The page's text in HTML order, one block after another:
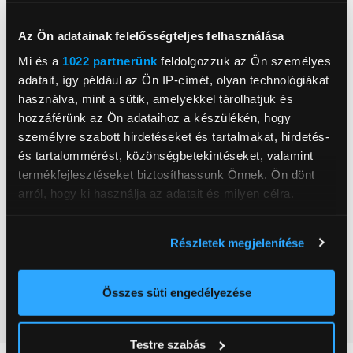
Az Ön adatainak felelősségteljes felhasználása
Mi és a 1022 partnerünk feldolgozzuk az Ön személyes
adatait, így például az Ön IP-címét, olyan technológiákat
használva, mint a sütik, amelyekkel tárolhatjuk és
hozzáférünk az Ön adataihoz a készülékén, hogy
személyre szabott hirdetéseket és tartalmakat, hirdetés-
és tartalommérést, közönségbetekintéseket, valamint
termékfejlesztéseket biztosíthassunk Önnek. Ön dönt
arról, hogy ki használja az adatait és milyen célra.
elhelyezkedéséről pár méteres pontossággal
Az Ön készülékén beazonosítása annak konkrét
módjairól és adja meg preferenciáit aRészletek
Részletek megjelenítése
Összes süti engedélyezése
Testre szabás
LG Electronics Magyar Kft.
www.lg.com/hu
1097, Budapest, Könyves Kálmán krt. 3/A
Igen
Szín
Fekete
Csatlakozók: HDMI, USB, Optikai
Részletes ismertető